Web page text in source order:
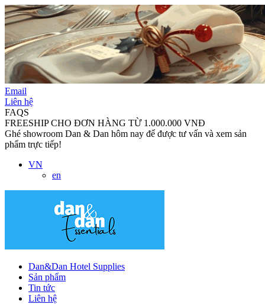
Email
Liên hệ
FAQS
FREESHIP CHO ĐƠN HÀNG TỪ 1.000.000 VNĐ
Ghé showroom Dan & Dan hôm nay để được tư vấn và xem sản
phẩm trực tiếp!
VN
en
Dan&Dan Hotel Supplies
Sản phẩm
Tin tức
Liên hệ